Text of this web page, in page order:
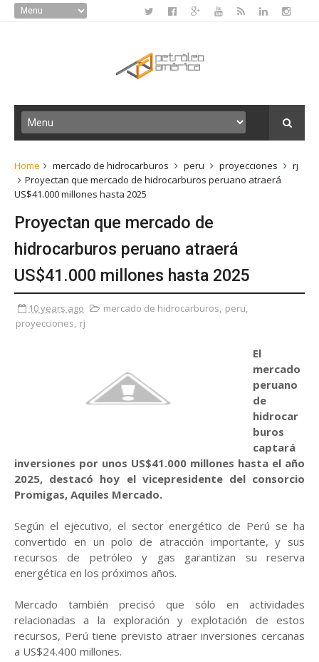
Home mercado de hidrocarburos peru proyecciones
rj
Proyectan que mercado de hidrocarburos peruano atraerá
US$41.000 millones hasta 2025
Proyectan que mercado de
hidrocarburos peruano atraerá
US$41.000 millones hasta 2025
10 years ago mercado de hidrocarburos, peru,
proyecciones, rj
El
mercado
peruano
de
hidrocar
buros
captará
inversiones por unos US$41.000 millones hasta el año
2025, destacó hoy el vicepresidente del consorcio
Promigas, Aquiles Mercado.
Según el ejecutivo, el sector energético de Perú se ha
convertido en un polo de atracción importante, y sus
recursos de petróleo y gas garantizan su reserva
energética en los próximos años.
Mercado también precisó que sólo en actividades
relacionadas a la exploración y explotación de estos
recursos, Perú tiene previsto atraer inversiones cercanas
a US$24.400 millones.